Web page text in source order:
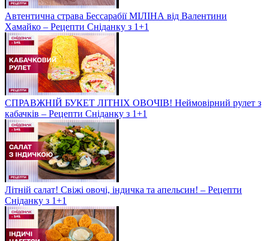
Автентична страва Бессарабії МІЛІНА від Валентини
Хамайко – Рецепти Сніданку з 1+1
СПРАВЖНІЙ БУКЕТ ЛІТНІХ ОВОЧІВ! Неймовірний рулет з
кабачків – Рецепти Сніданку з 1+1
Літній салат! Свіжі овочі, індичка та апельсин! – Рецепти
Сніданку з 1+1